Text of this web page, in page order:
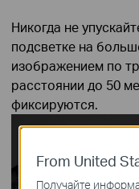
Никогда не
подсветке на
изображением по
расстоянии до 50
фиксируются.
From United
Получайте